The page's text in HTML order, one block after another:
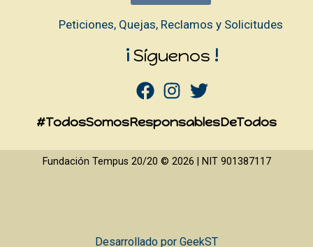
Peticiones, Quejas, Reclamos y Solicitudes
¡ Síguenos !
#TodosSomosResponsablesDeTodos
Fundación Tempus 20/20 © 2026 | NIT 901387117
Desarrollado por GeekST